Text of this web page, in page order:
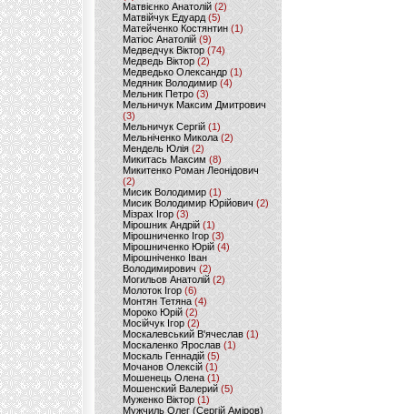
Матвієнко Анатолій (2)
Матвійчук Едуард(5)
Матейченко Костянтин (1)
Матіос Анатолій (9)
Медведчук Віктор(74)
Медведь Віктор (2)
Медведько Олександр (1)
Медяник Володимир(4)
Мельник Петро (3)
Мельничук Максим Дмитрович
(3)
Мельничук Сергій (1)
Мельніченко Микола (2)
Мендель Юлія (2)
Микитась Максим (8)
Микитенко Роман Леонідович
(2)
Мисик Володимир (1)
Мисик Володимир Юрійович(2)
Мізрах Ігор(3)
Мірошник Андрій(1)
Мірошниченко Ігор (3)
Мірошниченко Юрій(4)
Мірошніченко Іван
Володимирович (2)
Могильов Анатолій (2)
Молоток Ігор (6)
Монтян Тетяна (4)
Мороко Юрій(2)
Мосійчук Ігор (2)
Москалевський В'ячеслав (1)
Москаленко Ярослав (1)
Москаль Геннадій (5)
Мочанов Олексій(1)
Мошенець Олена(1)
Мошенский Валерий (5)
Муженко Віктор (1)
Мужчиль Олег (Сергій Аміров)